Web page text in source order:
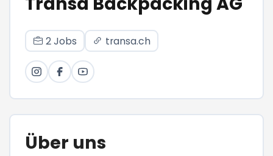
2 Jobs transa.ch
Über uns